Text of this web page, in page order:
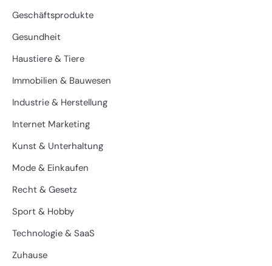
Geschäftsprodukte
Gesundheit
Haustiere & Tiere
Immobilien & Bauwesen
Industrie & Herstellung
Internet Marketing
Kunst & Unterhaltung
Mode & Einkaufen
Recht & Gesetz
Sport & Hobby
Technologie & SaaS
Zuhause